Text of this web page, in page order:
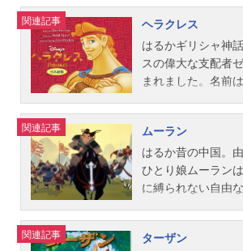
術監督：ビル・パ
「ホール・ニュー
ボ・ブライソン＆
開開始年＆季節
sn...
柳二サラビ：北浜
浦勉シェンジ：片
作：ドン・ハーン
アラーズ、ロブ・
揮：トム・シュー
ッチ、ジョナサン
ダ・ウールヴァー
歌：エルトン・ジ
イスオリジナル作
ス...
想いを寄せるつぎ
心配をよそに、自
を計画する。ジャ
ウィン風クリスマ
ナイトメアー・ビ
ル1994年10月15日
ャック・スケリン
リー：土居裕子フ
博士：三ツ矢雄二
ク：園岡新太郎シ
小林アトムサンタ
明スタッフ原案・
は出会った瞬間か
せ、生まれ育った
超えて理解を深め
し富を狙う探検隊
は激しくなるばか
でした。アカデミ
い音楽と実写に近
な映像、愉快で楽
ーンの数々、ディ
ョン史上初めて歴
をご家族一緒に何
ださい。作品名ポ
酷な判事フロロー
鐘楼の外へ出るこ
つも塔の上から街
夢見ていました。
の“道化の祭り”の
抜け出します。生
やかな世界。カジ
強く生きるジプシ
ダと出会い、初め
して自らの運命を
作品名ノートルダ
場版アニメシリー
関連記事
ヘラクレス
はるかギリシャ神
スの偉大な支配者
まれました。名前
た赤ちゃんに、ゼ
死者の国の神ハデ
ヘラクレスを誘拐
いやってしまいま
たヘラクレスは自
たしますが、神と
つ“本当のヒーロー
関連記事
ムーラン
はるか昔の中国。
ひとり娘ムーラン
に縛られない自由
行かねばならない
は、ひそかに一大
関連記事
ターザン